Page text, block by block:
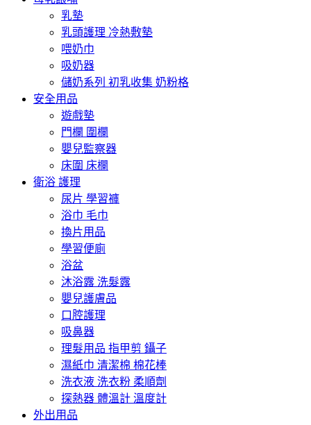
乳墊
乳頭護理 冷熱敷墊
喂奶巾
吸奶器
儲奶系列 初乳收集 奶粉格
安全用品
遊戲墊
門欄 圍欄
嬰兒監察器
床圍 床欄
衛浴 護理
尿片 學習褲
浴巾 毛巾
換片用品
學習便廁
浴盆
沐浴露 洗髮露
嬰兒護膚品
口腔護理
吸鼻器
理髮用品 指甲剪 鑷子
濕紙巾 清潔棉 棉花棒
洗衣液 洗衣粉 柔順劑
探熱器 體溫計 溫度計
外出用品